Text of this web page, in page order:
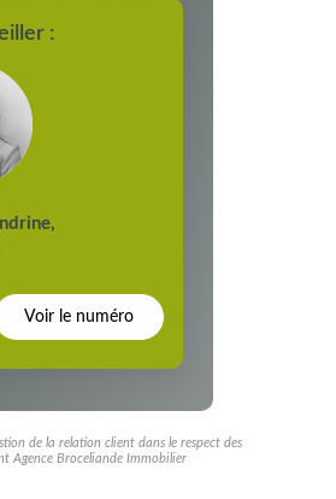
:
,
Voir le numéro
de la relation client dans le respect des
Agence Broceliande Immobilier